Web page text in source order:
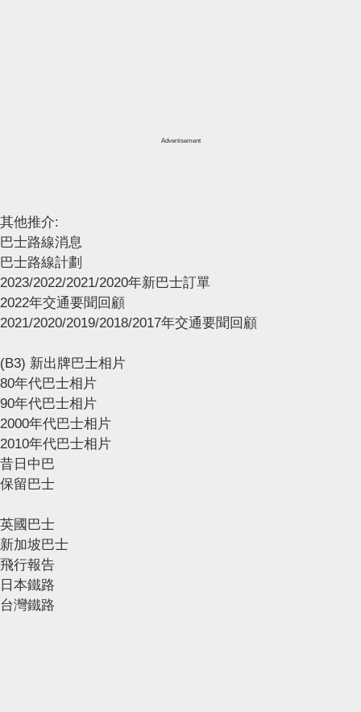
Advertisement
其他推介:
巴士路線消息
巴士路線計劃
2023/2022/2021/2020年新巴士訂單
2022年交通要聞回顧
2021/2020/2019/2018/2017年交通要聞回顧
(B3) 新出牌巴士相片
80年代巴士相片
90年代巴士相片
2000年代巴士相片
2010年代巴士相片
昔日中巴
保留巴士
英國巴士
新加坡巴士
飛行報告
日本鐵路
台灣鐵路